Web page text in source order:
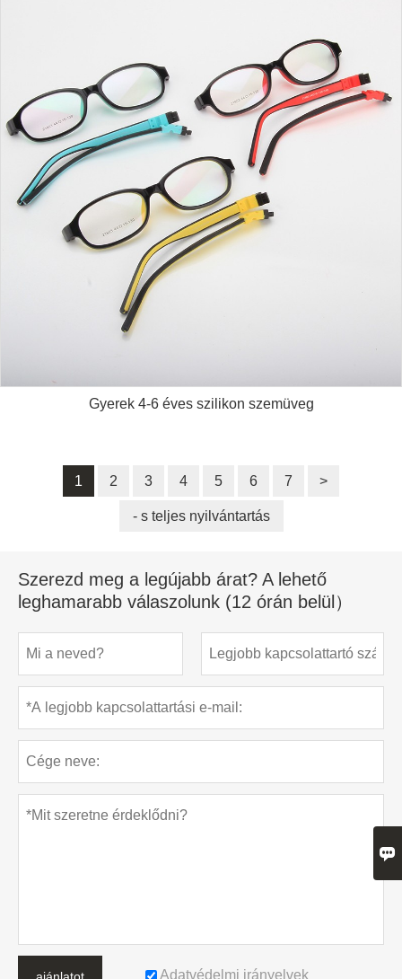
Gyerek 4-6 éves szilikon szemüveg
1 2 3 4 5 6 7 >
- s teljes nyilvántartás
Szerezd meg a legújabb árat? A lehető
leghamarabb válaszolunk (12 órán belül）
Adatvédelmi irányelvek
